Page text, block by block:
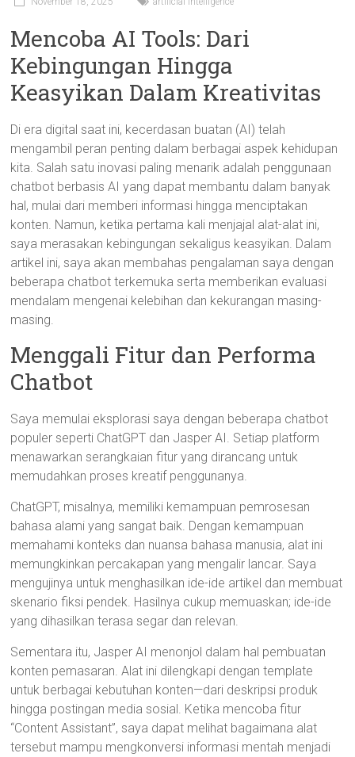
Mencoba AI Tools: Dari
Kebingungan Hingga
Keasyikan Dalam Kreativitas
Di era digital saat ini, kecerdasan buatan (AI) telah
mengambil peran penting dalam berbagai aspek kehidupan
kita. Salah satu inovasi paling menarik adalah penggunaan
chatbot berbasis AI yang dapat membantu dalam banyak
hal, mulai dari memberi informasi hingga menciptakan
konten. Namun, ketika pertama kali menjajal alat-alat ini,
saya merasakan kebingungan sekaligus keasyikan. Dalam
artikel ini, saya akan membahas pengalaman saya dengan
beberapa chatbot terkemuka serta memberikan evaluasi
mendalam mengenai kelebihan dan kekurangan masing-
masing.
Menggali Fitur dan Performa
Chatbot
Saya memulai eksplorasi saya dengan beberapa chatbot
populer seperti ChatGPT dan Jasper AI. Setiap platform
menawarkan serangkaian fitur yang dirancang untuk
memudahkan proses kreatif penggunanya.
ChatGPT, misalnya, memiliki kemampuan pemrosesan
bahasa alami yang sangat baik. Dengan kemampuan
memahami konteks dan nuansa bahasa manusia, alat ini
memungkinkan percakapan yang mengalir lancar. Saya
mengujinya untuk menghasilkan ide-ide artikel dan membuat
skenario fiksi pendek. Hasilnya cukup memuaskan; ide-ide
yang dihasilkan terasa segar dan relevan.
Sementara itu, Jasper AI menonjol dalam hal pembuatan
konten pemasaran. Alat ini dilengkapi dengan template
untuk berbagai kebutuhan konten—dari deskripsi produk
hingga postingan media sosial. Ketika mencoba fitur
“Content Assistant”, saya dapat melihat bagaimana alat
tersebut mampu mengkonversi informasi mentah menjadi